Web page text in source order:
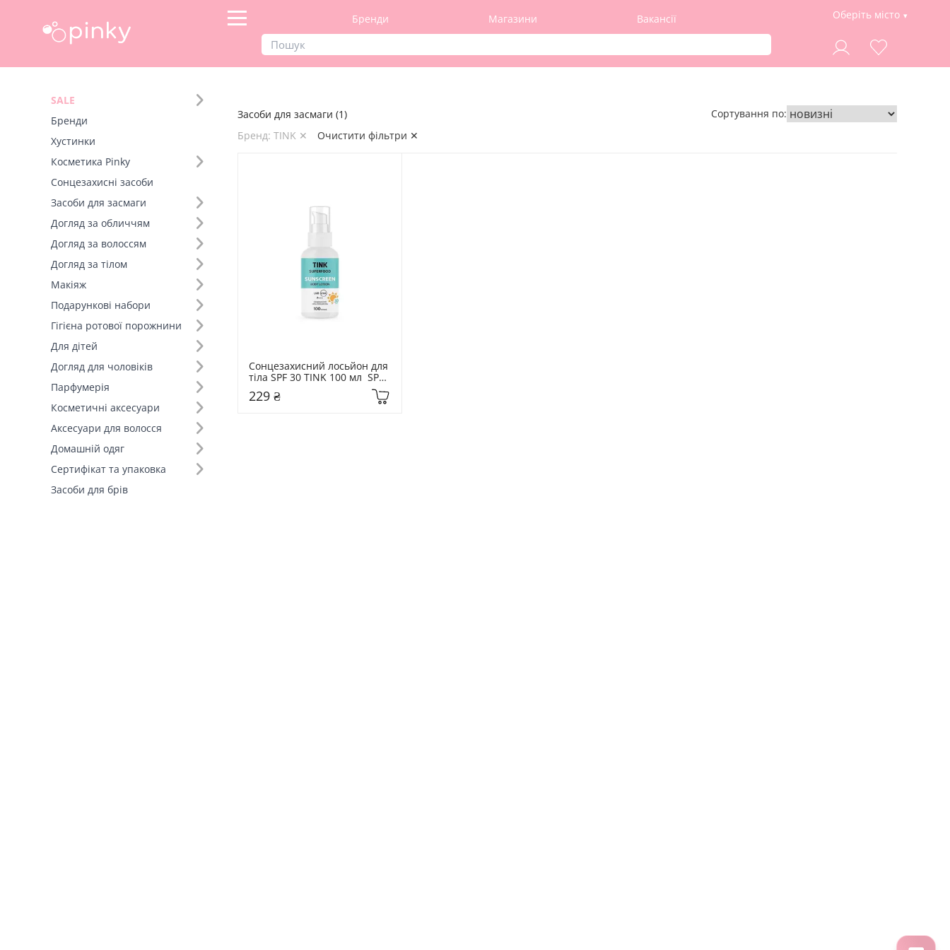
Бренди Магазини Вакансії Оберіть місто
SALE
Бренди
Хустинки
Косметика Pinky
Сонцезахисні засоби
Засоби для засмаги
Догляд за обличчям
Догляд за волоссям
Догляд за тілом
Макіяж
Подарункові набори
Гігієна ротової порожнини
Для дітей
Догляд для чоловіків
Парфумерія
Косметичні аксесуари
Аксесуари для волосся
Домашній одяг
Сертифікат та упаковка
Засоби для брів
Фільтр
Вид товару (1)
Сонцезахисний лосьйон для тіла (1)
Засоби для засмаги (1)
Бренд: TINK ✕
Очистити фільтри ✕
Сортування по:
Сонцезахисний лосьйон для
тіла SPF 30 TINK 100 мл  SPF
229 ₴